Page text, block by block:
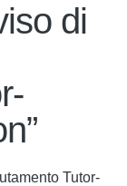
di
Tutor-